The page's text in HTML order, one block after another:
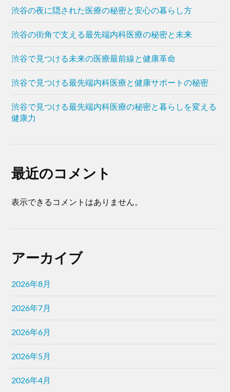
渋谷の夜に隠された医療の秘密と安心の暮らし方
渋谷の街角で支える最先端内科医療の秘密と未来
渋谷で見つける未来の医療最前線と健康革命
渋谷で見つける最先端内科医療と健康サポートの秘密
渋谷で見つける最先端内科医療の秘密と暮らしを変える
健康力
最近のコメント
表示できるコメントはありません。
アーカイブ
2026年8月
2026年7月
2026年6月
2026年5月
2026年4月